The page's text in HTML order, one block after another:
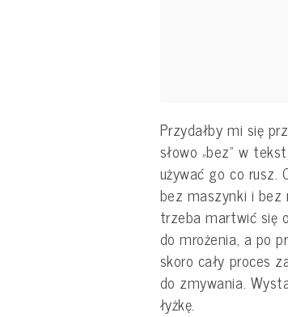
Przydałby mi się
słowo „bez” w
używać go co rusz.
bez maszynki i bez
trzeba martwić się
do mrożenia, a po
skoro cały proces
do zmywania.
łyżkę.